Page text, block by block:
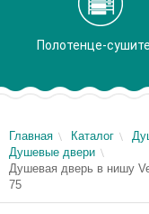
Полотенце-
Главная Каталог
Душевые двери
Душевая дверь в нишу
75